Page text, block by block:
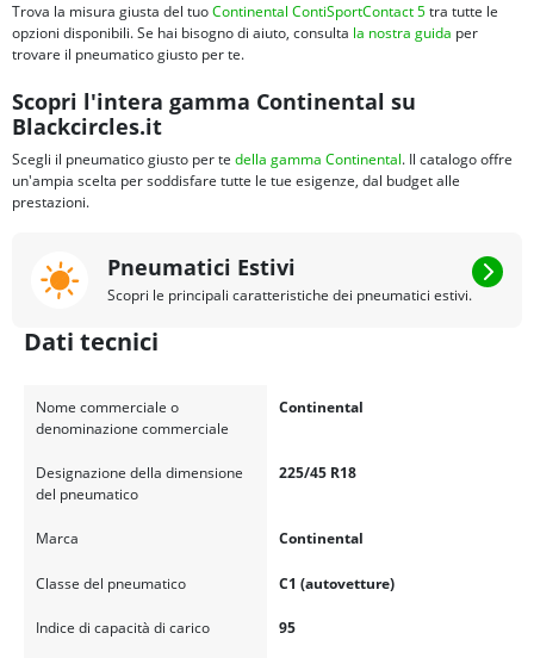
Trova la misura giusta del tuoContinental ContiSportContact 5tra tutte le
opzioni disponibili. Se hai bisogno di aiuto, consulta la nostra guida per
trovare il pneumatico giusto per te.
Scopri l'intera gamma Continental su
Blackcircles.it
Scegli il pneumatico giusto per te della gamma Continental. Il catalogo offre
un'ampia scelta per soddisfare tutte le tue esigenze, dal budget alle
prestazioni.
Pneumatici Estivi
Scopri le principali caratteristiche dei pneumatici estivi.
Dati tecnici
Nome commerciale o
denominazione commerciale
Continental
Designazione della dimensione
del pneumatico
225/45 R18
Marca Continental
Classe del pneumatico C1 (autovetture)
Indice di capacità di carico 95